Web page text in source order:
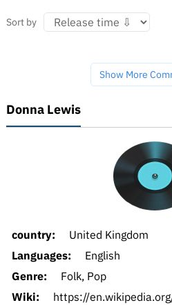
Sort by
Show More
Donna Lewis
country:
United Kingdom
Languages:
English
Genre:
Folk, Pop
Wiki:
https://